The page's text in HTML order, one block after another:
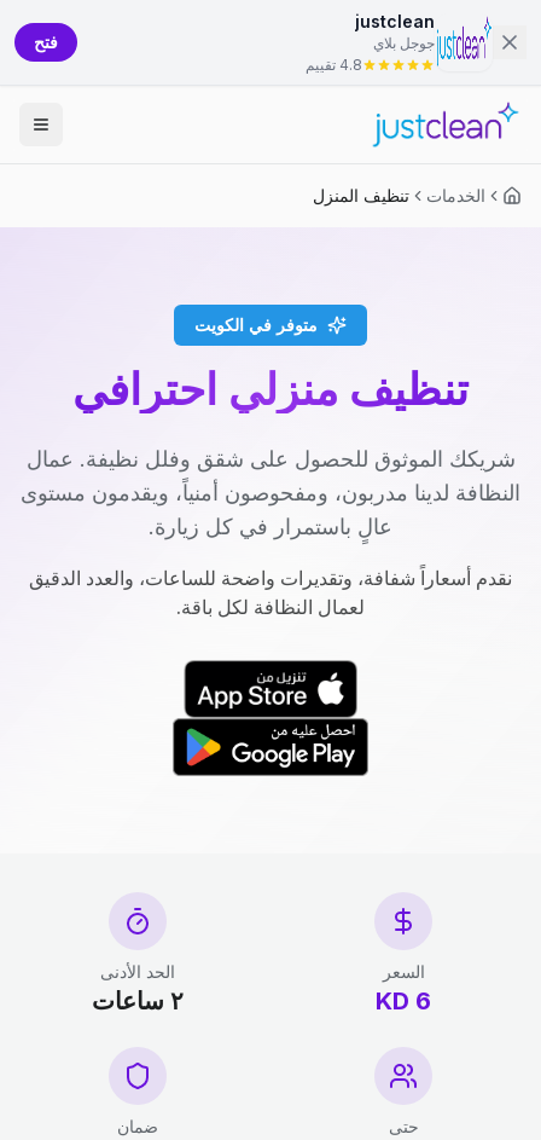
justclean
جوجل بلاي
4.8 تقييم
فتح
الخدمات تنظيف المنزل
متوفر في الكويت
تنظيف منزلي احترافي
شريكك الموثوق للحصول على شقق وفلل نظيفة. عمال
النظافة لدينا مدربون، ومفحوصون أمنياً، ويقدمون مستوى
عالٍ باستمرار في كل زيارة.
نقدم أسعاراً شفافة، وتقديرات واضحة للساعات، والعدد الدقيق
لعمال النظافة لكل باقة.
السعر
6 KD
الحد الأدنى
٢ ساعات
حتى ضمان